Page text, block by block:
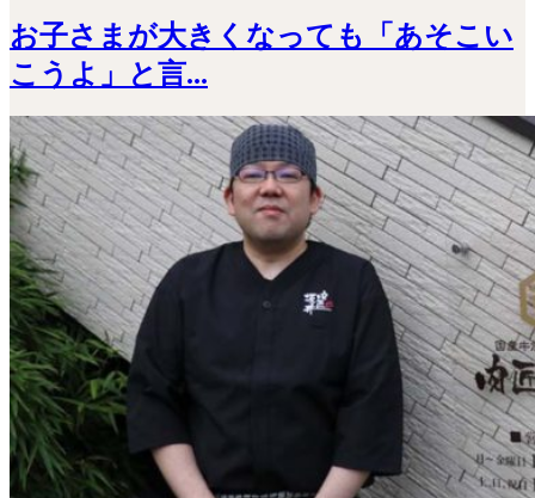
お子さまが大きくなっても「あそこい
こうよ」と言...